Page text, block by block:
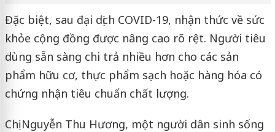
Đặc biệt, sau đại dịch COVID-19, nhận thức về sức
khỏe cộng đồng được nâng cao rõ rệt. Người tiêu
dùng sẵn sàng chi trả nhiều hơn cho các sản
phẩm hữu cơ, thực phẩm sạch hoặc hàng hóa có
chứng nhận tiêu chuẩn chất lượng.
Chị Nguyễn Thu Hương, một người dân sinh sống